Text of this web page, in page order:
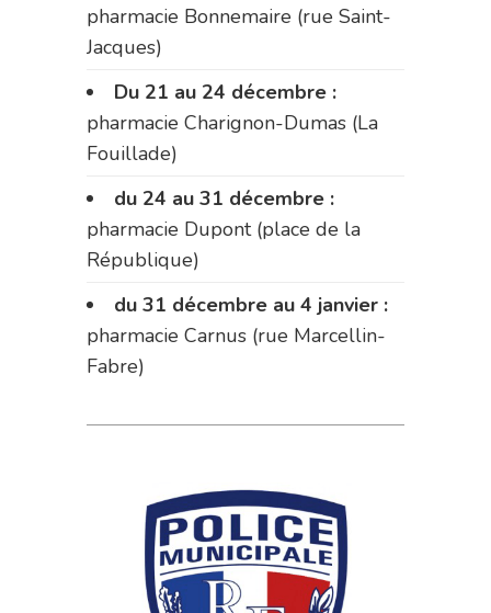
pharmacie Bonnemaire (rue Saint-
Jacques)
Du 21 au 24 décembre :
pharmacie Charignon-Dumas (La
Fouillade)
du 24 au 31 décembre :
pharmacie Dupont (place de la
République)
du 31 décembre au 4 janvier :
pharmacie Carnus (rue Marcellin-
Fabre)